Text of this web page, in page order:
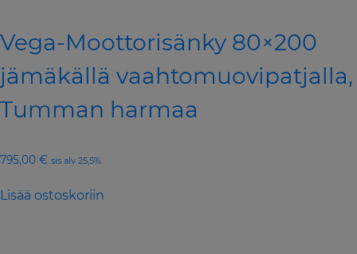
Vega-Moottorisänky 80×200
jämäkällä vaahtomuovipatjalla,
Tumman harmaa
795,00 € sis alv 25,5%
Lisää ostoskoriin